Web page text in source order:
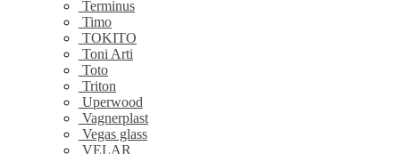
Terminus
Timo
TOKITO
Toni Arti
Toto
Triton
Uperwood
Vagnerplast
Vegas glass
VELAR